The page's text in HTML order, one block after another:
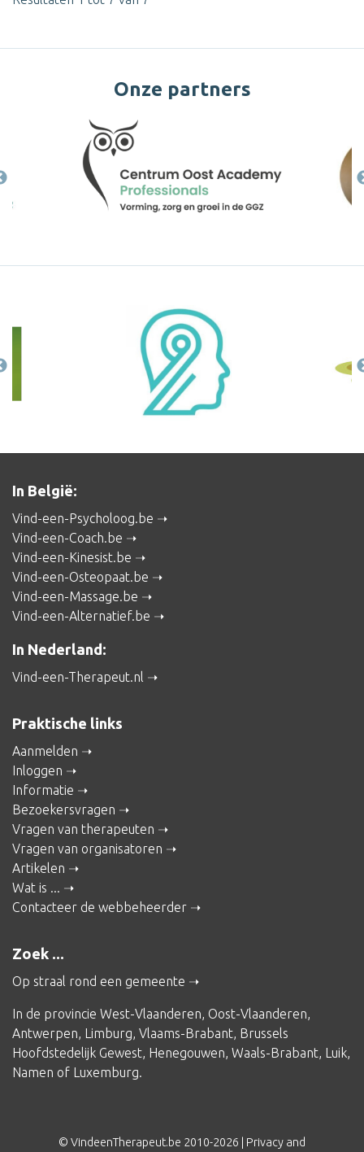
Onze partners
In België:
Vind-een-Psycholoog.be
Vind-een-Coach.be
Vind-een-Kinesist.be
Vind-een-Osteopaat.be
Vind-een-Massage.be
Vind-een-Alternatief.be
In Nederland:
Vind-een-Therapeut.nl
Praktische links
Aanmelden
Inloggen
Informatie
Bezoekersvragen
Vragen van therapeuten
Vragen van organisatoren
Artikelen
Wat is ...
Contacteer de webbeheerder
Zoek ...
Op straal rond een gemeente
In de provincie West-Vlaanderen, Oost-Vlaanderen,
Antwerpen, Limburg, Vlaams-Brabant, Brussels
Hoofdstedelijk Gewest, Henegouwen, Waals-Brabant, Luik,
Namen of Luxemburg.
© VindeenTherapeut.be 2010-2026 | Privacy and